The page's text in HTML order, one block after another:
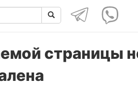
страницы